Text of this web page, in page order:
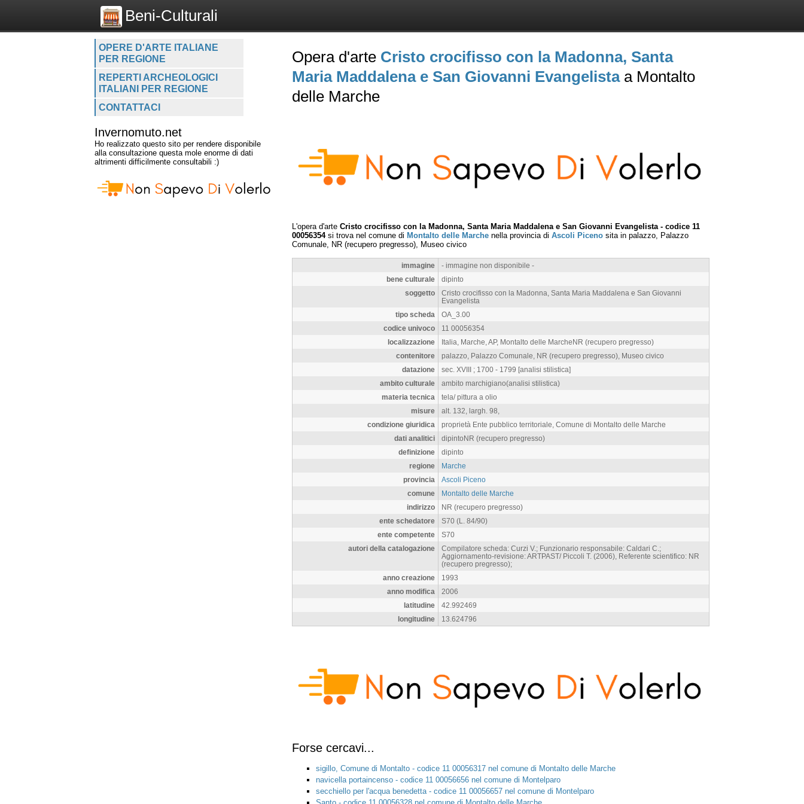
Beni-Culturali
OPERE D'ARTE ITALIANE
PER REGIONE
REPERTI ARCHEOLOGICI
ITALIANI PER REGIONE
CONTATTACI
Invernomuto.net
Ho realizzato questo sito per rendere disponibile
alla consultazione questa mole enorme di dati
altrimenti difficilmente consultabili :)
Opera d'arte Cristo crocifisso con la Madonna, Santa
Maria Maddalena e San Giovanni Evangelistaa Montalto
delle Marche
L'opera d'arte Cristo crocifisso con la Madonna, Santa Maria Maddalena e San Giovanni Evangelista - codice 11
00056354si trova nel comune di Montalto delle Marche nella provincia di Ascoli Piceno sita in palazzo, Palazzo
Comunale, NR (recupero pregresso), Museo civico
immagine
- immagine non disponibile -
bene culturale
dipinto
soggetto
Cristo crocifisso con la Madonna, Santa Maria Maddalena e San Giovanni
Evangelista
tipo scheda
OA_3.00
codice univoco
11 00056354
localizzazione
Italia, Marche, AP, Montalto delle MarcheNR (recupero pregresso)
contenitore
palazzo, Palazzo Comunale, NR (recupero pregresso), Museo civico
datazione
sec. XVIII ; 1700 - 1799 [analisi stilistica]
ambito culturale
ambito marchigiano(analisi stilistica)
materia tecnica
tela/ pittura a olio
misure
alt. 132, largh. 98,
condizione giuridica
proprietà Ente pubblico territoriale, Comune di Montalto delle Marche
dati analitici
dipintoNR (recupero pregresso)
definizione
dipinto
regione
Marche
provincia
Ascoli Piceno
comune
Montalto delle Marche
indirizzo
NR (recupero pregresso)
ente schedatore
S70 (L. 84/90)
ente competente
S70
autori della catalogazione
Compilatore scheda: Curzi V.; Funzionario responsabile: Caldari C.;
Aggiornamento-revisione: ARTPAST/ Piccoli T. (2006), Referente scientifico: NR
(recupero pregresso);
anno creazione
1993
anno modifica
2006
latitudine
42.992469
longitudine
13.624796
Forse cercavi...
sigillo, Comune di Montalto - codice 11 00056317 nel comune di Montalto delle Marche
navicella portaincenso - codice 11 00056656 nel comune di Montelparo
secchiello per l'acqua benedetta - codice 11 00056657 nel comune di Montelparo